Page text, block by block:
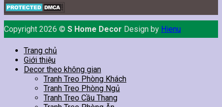
Copyright 2026 © S Home Decor Design by Hienu
Trang chủ
Giới thiệu
Decor theo không gian
Tranh Treo Phòng Khách
Tranh Treo Phòng Ngủ
Tranh Treo Cầu Thang